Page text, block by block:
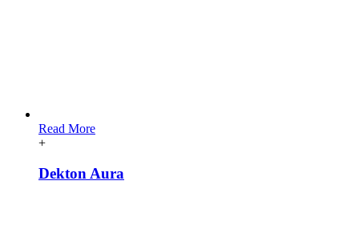
Read More
+
Dekton Aura